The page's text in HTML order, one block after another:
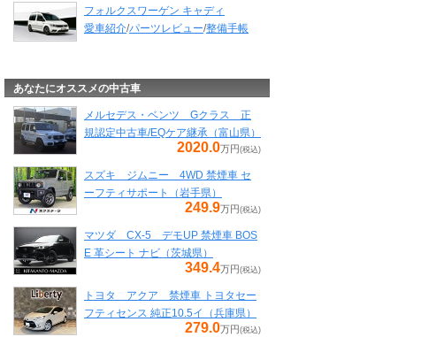
フォルクスワーゲン キャディ
愛車紹介/パーツレビュー/整備手帳
あなたにオススメの中古車
メルセデス・ベンツ Gクラス 正
規認定中古車/EQケア継承（富山県）
2020.0万円 (税込)
スズキ ジムニー 4WD 禁煙車 セ
ーフティサポート（岩手県）
249.9万円 (税込)
マツダ CX-5 デモUP 禁煙車 BOS
E 革シート ナビ（茨城県）
349.4万円 (税込)
トヨタ アクア 禁煙車 トヨタセー
フティセンス 純正10.5イ（兵庫県）
279.0万円 (税込)